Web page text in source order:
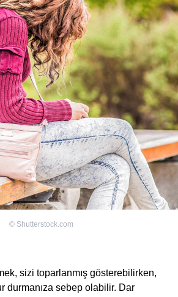
© Shutterstock.com
sizi toparlanmış gösterebilirken,
durmanıza sebep olabilir. Dar